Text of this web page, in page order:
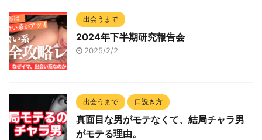
出会うまで
2024年下半期研究報告会
2025/2/2
出会うまで 口説き方
真面目な男がモテなくて、結局チャラ男
がモテる理由。